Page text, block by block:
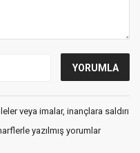
veya imalar, inançlara saldırı
yazılmış yorumlar